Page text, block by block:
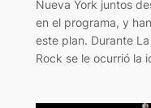
Nueva York juntos
en el programa, y
este plan. Durante
Rock se le ocurrió la